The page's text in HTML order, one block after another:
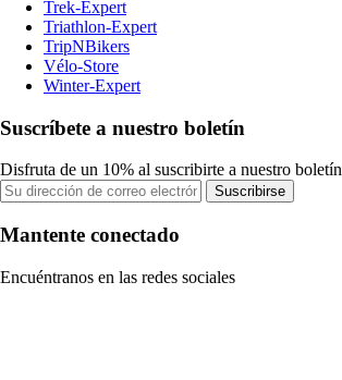
Trek-Expert
Triathlon-Expert
TripNBikers
Vélo-Store
Winter-Expert
Suscríbete a nuestro boletín
Disfruta de un 10% al suscribirte a nuestro boletín
Suscribirse
Mantente conectado
Encuéntranos en las redes sociales